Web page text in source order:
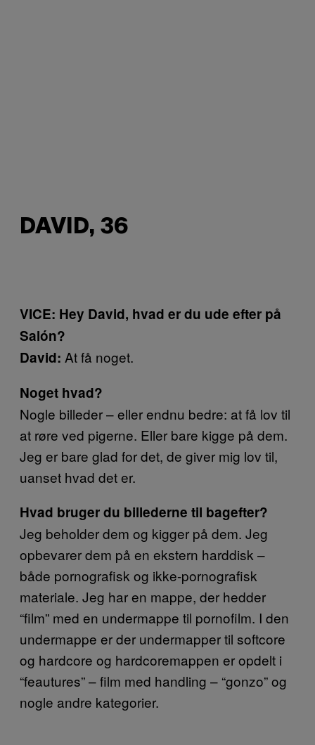
DAVID, 36
VICE: Hey David, hvad er du ude efter på
Salón?
David: At få noget.
Noget hvad?
Nogle billeder – eller endnu bedre: at få lov til
at røre ved pigerne. Eller bare kigge på dem.
Jeg er bare glad for det, de giver mig lov til,
uanset hvad det er.
Hvad bruger du billederne til bagefter?
Jeg beholder dem og kigger på dem. Jeg
opbevarer dem på en ekstern harddisk –
både pornografisk og ikke-pornografisk
materiale. Jeg har en mappe, der hedder
“film” med en undermappe til pornofilm. I den
undermappe er der undermapper til softcore
og hardcore og hardcoremappen er opdelt i
“feautures” – film med handling – “gonzo” og
nogle andre kategorier.